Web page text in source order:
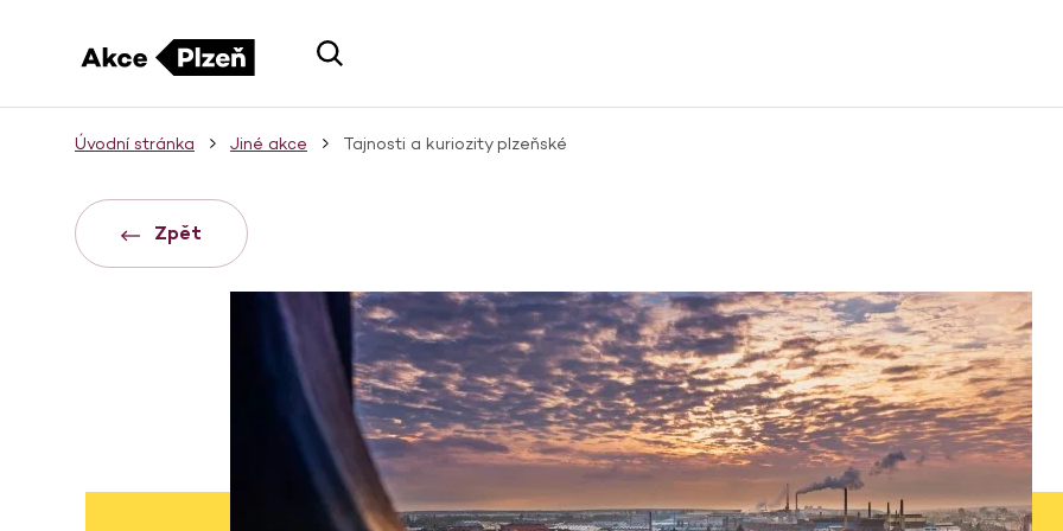
Úvodní stránka Jiné akce Tajnosti a kuriozity plzeňské
Zpět